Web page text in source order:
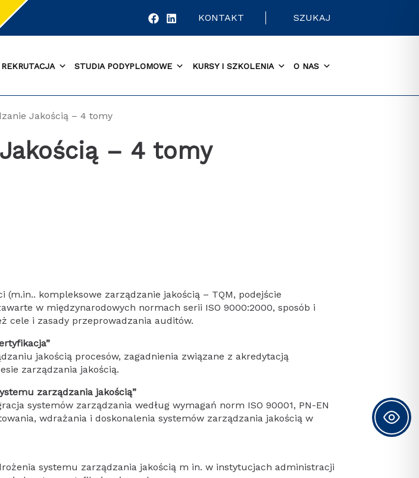
KONTAKT SZUKAJ
REKRUTACJA STUDIA PODYPLOMOWE KURSY I SZKOLENIA O NAS
Jakością – 4 tomy
– 4 tomy
kompleksowe zarządzanie jakością – TQM, podejście
w międzynarodowych normach serii ISO 9000:2000, sposób i
cele i zasady przeprowadzania auditów.
jakością procesów, zagadnienia związane z akredytacją
zarządzania jakością.
zarządzania jakością”
systemów zarządzania według wymagań norm ISO 90001, PN-EN
wdrażania i doskonalenia systemów zarządzania jakością w
systemu zarządzania jakością m in. w instytucjach administracji